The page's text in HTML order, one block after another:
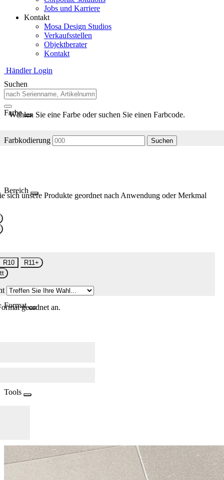
Jobs und Karriere
Kontakt
Mosa Design Studios
Verkaufsstellen
Objektberater
Kontakt
Händler Login
Suchen
Farbe
Wählen Sie eine Farbe oder suchen Sie einen Farbcode.
Farbkodierung Suchen
Bereich
sich unsere Produkte geordnet nach Anwendung oder Merkmal
R10
R11+
Formatgeordnet an.
Tools